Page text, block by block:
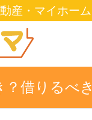
動産・マイホー
借りるべ